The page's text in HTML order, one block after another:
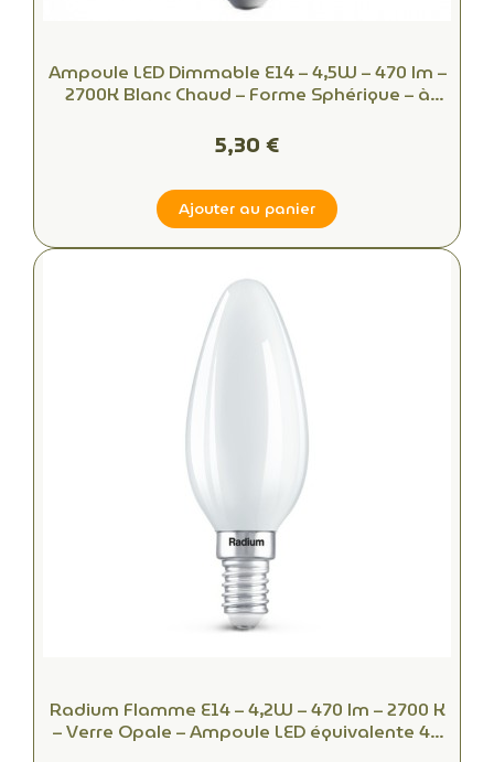
Ampoule LED Dimmable E14 – 4,5W – 470 lm –
2700K Blanc Chaud – Forme Sphérique – à
5,30 €
Ajouter au panier
Radium Flamme E14 – 4,2W – 470 lm – 2700 K
– Verre Opale – Ampoule LED équivalente 40